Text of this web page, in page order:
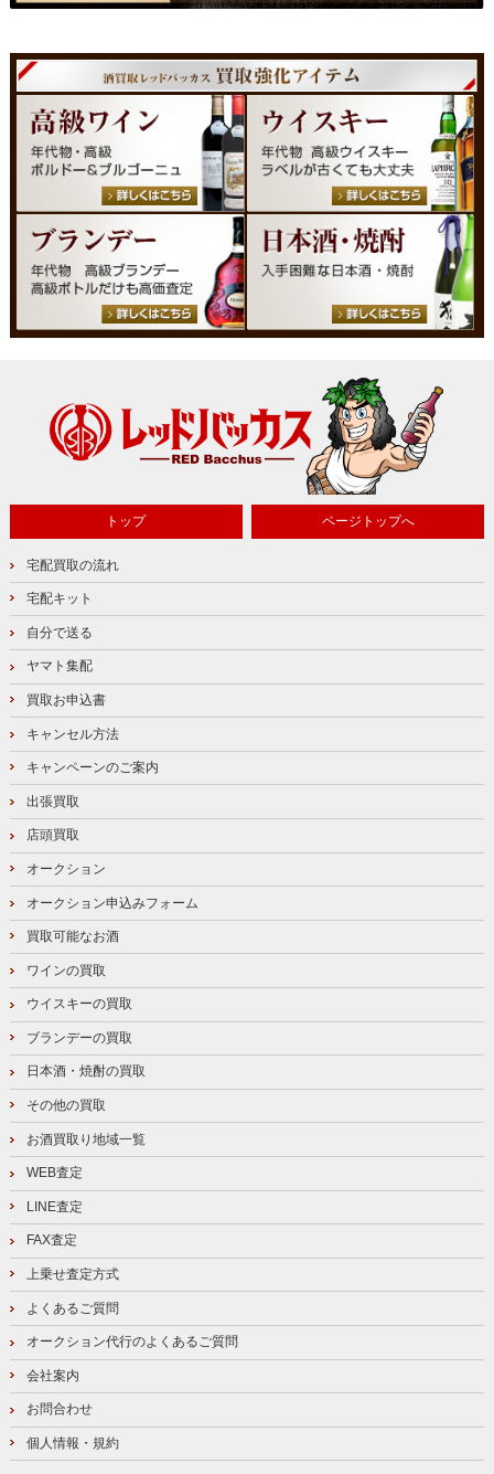
トップ ページトップへ
宅配買取の流れ
宅配キット
自分で送る
ヤマト集配
買取お申込書
キャンセル方法
キャンペーンのご案内
出張買取
店頭買取
オークション
オークション申込みフォーム
買取可能なお酒
ワインの買取
ウイスキーの買取
ブランデーの買取
日本酒・焼酎の買取
その他の買取
お酒買取り地域一覧
WEB査定
LINE査定
FAX査定
上乗せ査定方式
よくあるご質問
オークション代行のよくあるご質問
会社案内
お問合わせ
個人情報・規約